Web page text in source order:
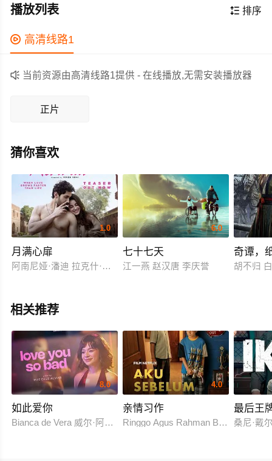
方设局致哥哥身亡，她再度逃亡。好友遇害、父亲背叛、
终再次入狱。
作为一部 上映的剧情电影，在当期同类题材影片中具有一
定的看点，在演员表现和剧情架构上也都有不错的亮点，
剧情紧凑，角色塑造鲜明，适合喜欢剧情类电影的观众观
 排序
播放列表
 高清线路1
 当前资源由高清线路1提供 - 在线播放,无需安装播放器
正片
猜你喜欢
1.0
月满心扉
阿南尼娅·潘迪 拉克什·拉尔瓦尼
6.0
七十七天
江一燕 赵汉唐 李庆誉
奇谭，
胡不归
相关推荐
8.0
如此爱你
Bianca de Vera 威尔·阿什利·德莱昂
4.0
亲情习作
Ringgo Agus Rahman Bima Sena
最后王
桑尼·戴